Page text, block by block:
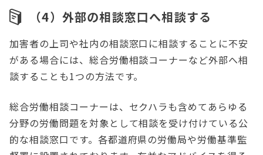
（4）外部の相談窓口へ相談する
加害者の上司や社内の相談窓口に相談することに不安
がある場合には、総合労働相談コーナーなど外部へ相
談することも1つの方法です。
総合労働相談コーナーは、セクハラも含めてあらゆる
分野の労働問題を対象として相談を受け付けている公
的な相談窓口です。各都道府県の労働局や労働基準監